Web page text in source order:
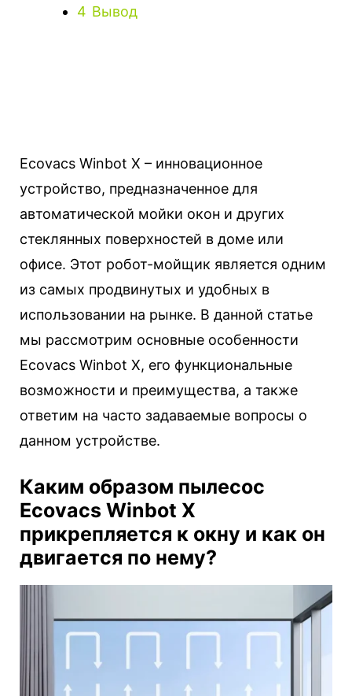
4 Вывод
Ecovacs Winbot X – инновационное
устройство, предназначенное для
автоматической мойки окон и других
стеклянных поверхностей в доме или
офисе. Этот робот-мойщик является одним
из самых продвинутых и удобных в
использовании на рынке. В данной статье
мы рассмотрим основные особенности
Ecovacs Winbot X, его функциональные
возможности и преимущества, а также
ответим на часто задаваемые вопросы о
данном устройстве.
Каким образом пылесос
Ecovacs Winbot X
прикрепляется к окну и как он
двигается по нему?